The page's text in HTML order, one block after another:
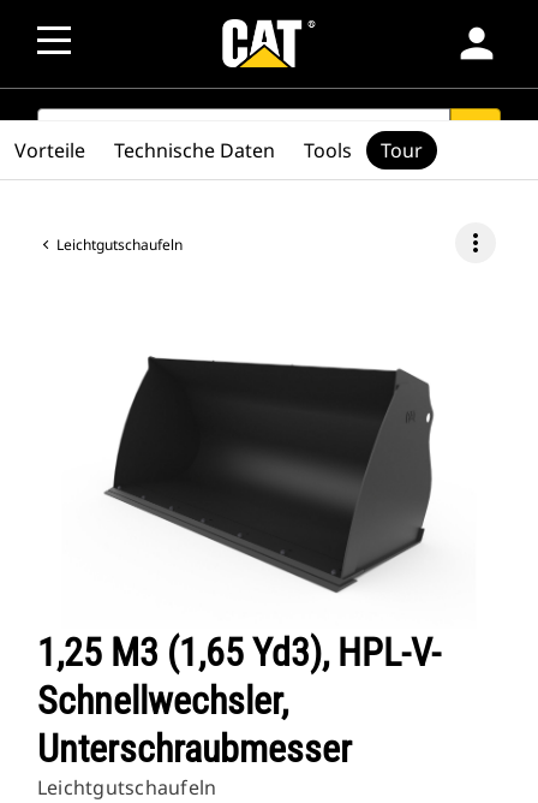
person
SEARCH
Leichtgutschaufeln more_vert
1,25 M3 (1,65 Yd3), HPL-V-
Schnellwechsler,
Unterschraubmesser
Leichtgutschaufeln
Vorteile Technische Daten Tools Tour